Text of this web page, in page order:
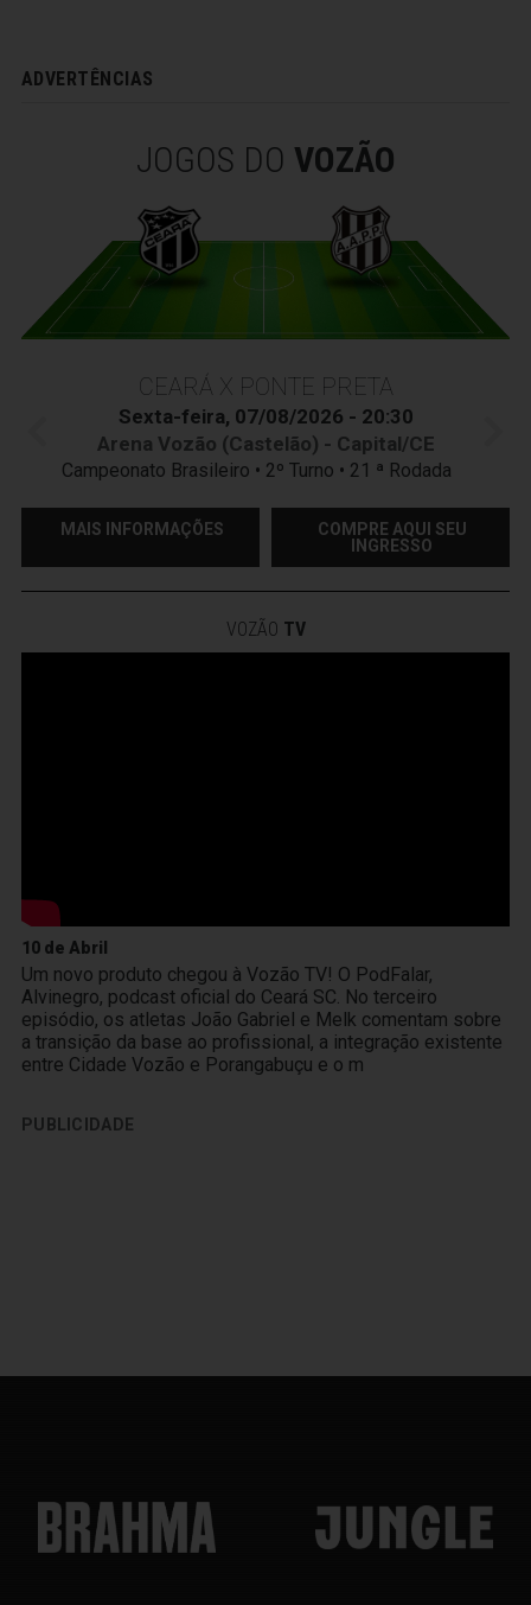
ADVERTÊNCIAS
JOGOS DO VOZÃO
CEARÁ X PONTE PRETA
Sexta-feira, 07/08/2026 - 20:30
Arena Vozão (Castelão) - Capital/CE
Campeonato Brasileiro • 2º Turno • 21 ª Rodada
MAIS INFORMAÇÕES
COMPRE AQUI SEU
INGRESSO
VOZÃO TV
10 de Abril
Um novo produto chegou à Vozão TV! O PodFalar,
Alvinegro, podcast oficial do Ceará SC. No terceiro
episódio, os atletas João Gabriel e Melk comentam sobre
a transição da base ao profissional, a integração existente
entre Cidade Vozão e Porangabuçu e o m
PUBLICIDADE